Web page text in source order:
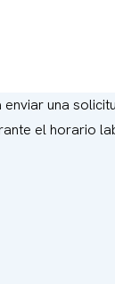
una
el horario